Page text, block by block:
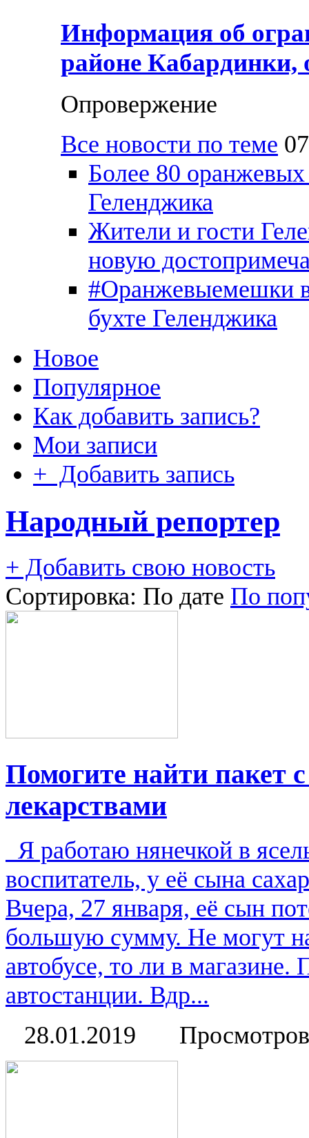
Информация об
районе Кабардинки,
Опровержение
Все новости по теме
Более 80
Геленджика
Жители и гости
новую
#Оранжевыемешки
бухте Геленджика
Новое
Популярное
Как добавить запись?
Мои записи
+ Добавить запись
Народный репортер
+ Добавить свою новость
Сортировка: По дате По
Помогите найти пакет
лекарствами
Я работаю нянечкой в
воспитатель, у её сына
Вчера, 27 января, её сын
большую сумму. Не могут
автобусе, то ли в
автостанции. Вдр...
28.01.2019